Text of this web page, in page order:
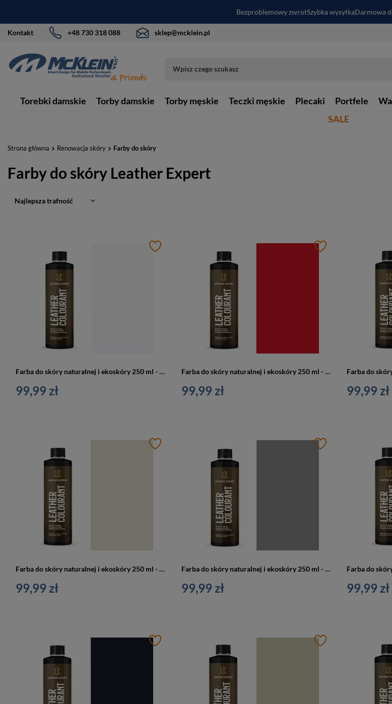
Bezproblemowy zwrotSzybka wysyłkaDarmowa
Kontakt +48 730 318 088 sklep@mcklein.pl
Torebki damskie Torby damskie Torby męskie Teczki męskie Plecaki Portfele
SALE
Strona główna Renowacja skóry Farby do skóry
Farby do skóry Leather Expert
Najlepsza trafność
Farba do skóry naturalnej i ekoskóry 250 ml - Leather expert
99,99 zł
Farba do skóry naturalnej i ekoskóry 250 ml - Leather expert
99,99 zł 99,99 zł
Farba do skóry naturalnej i ekoskóry 250 ml - Leather expert
99,99 zł
Farba do skóry naturalnej i ekoskóry 250 ml - Leather expert
99,99 zł 99,99 zł